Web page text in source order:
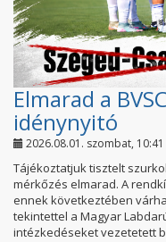
Elmarad a
idénynyitó
2026.08.01. szombat, 10:41
Tájékoztatjuk tisztelt
mérkőzés elmarad. A
ennek következtében
tekintettel a Magyar
intézkedéseket vezetetett